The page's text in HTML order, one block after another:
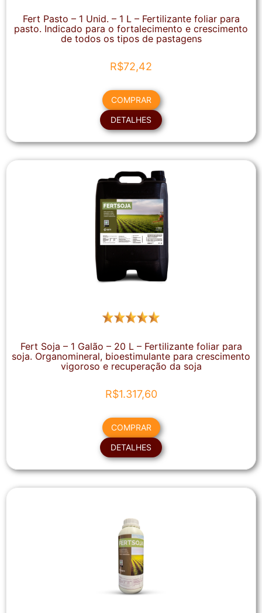
Fert Pasto – 1 Unid. – 1 L – Fertilizante foliar para
pasto. Indicado para o fortalecimento e crescimento
de todos os tipos de pastagens
R$72,42
COMPRAR
DETALHES
Fert Soja – 1 Galão – 20 L – Fertilizante foliar para
soja. Organomineral, bioestimulante para crescimento
vigoroso e recuperação da soja
R$1.317,60
COMPRAR
DETALHES